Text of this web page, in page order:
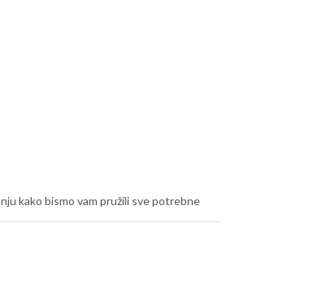
kako bismo vam pružili sve potrebne